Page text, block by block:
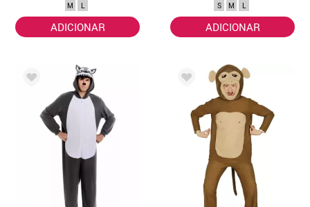
M L
ADICIONAR
S M L
ADICIONAR